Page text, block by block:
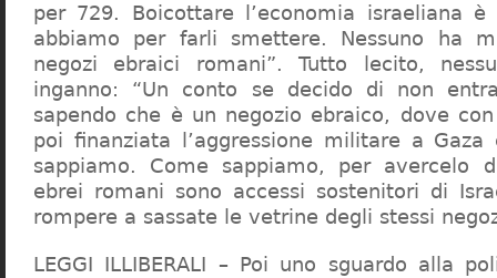
per 729. Boicottare l’economia israeliana è
abbiamo per farli smettere. Nessuno ha
negozi ebraici romani”. Tutto lecito,
inganno: “Un conto se decido di non
sapendo che è un negozio ebraico, dove
poi finanziata l’aggressione militare a
sappiamo. Come sappiamo, per avercelo
ebrei romani sono accessi sostenitori di
rompere a sassate le vetrine degli stessi
LEGGI ILLIBERALI – Poi uno sguardo alla